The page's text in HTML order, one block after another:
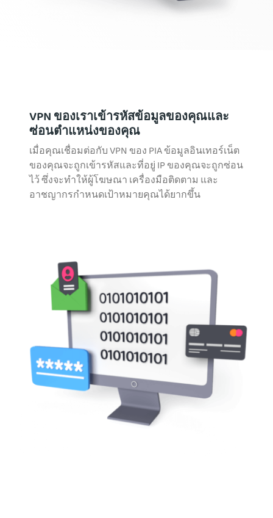
VPN ของเราเข้ารหัสข้อมูลของคุณและ
ซ่อนตำแหน่งของคุณ
เมื่อคุณเชื่อมต่อกับ VPN ของ PIA ข้อมูลอินเทอร์เน็ต
ของคุณจะถูกเข้ารหัสและที่อยู่ IP ของคุณจะถูกซ่อน
ไว้ ซึ่งจะทำให้ผู้โฆษณา เครื่องมือติดตาม และ
อาชญากรกำหนดเป้าหมายคุณได้ยากขึ้น